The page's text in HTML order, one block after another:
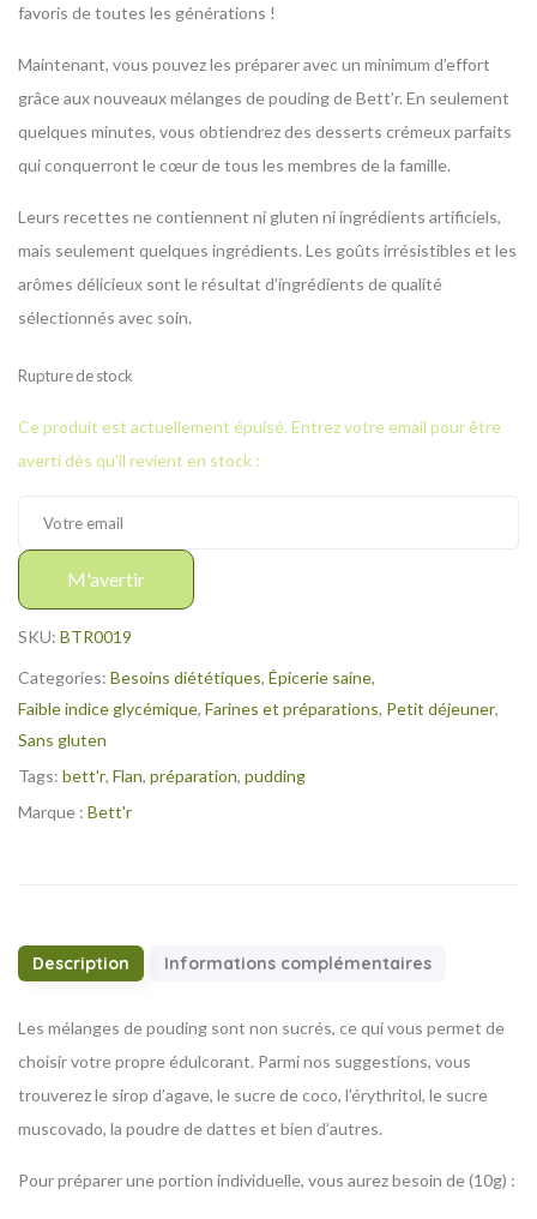
favoris de toutes les générations !
Maintenant, vous pouvez les préparer avec un minimum d’effort
grâce aux nouveaux mélanges de pouding de Bett’r. En seulement
quelques minutes, vous obtiendrez des desserts crémeux parfaits
qui conquerront le cœur de tous les membres de la famille.
Leurs recettes ne contiennent ni gluten ni ingrédients artificiels,
mais seulement quelques ingrédients. Les goûts irrésistibles et les
arômes délicieux sont le résultat d’ingrédients de qualité
sélectionnés avec soin.
Rupture de stock
Ce produit est actuellement épuisé. Entrez votre email pour être
averti dès qu'il revient en stock :
M'avertir
SKU: BTR0019
Categories: Besoins diététiques, Épicerie saine,
Faible indice glycémique, Farines et préparations, Petit déjeuner,
Sans gluten
Tags: bett'r, Flan, préparation, pudding
Marque : Bett'r
Description Informations complémentaires
Les mélanges de pouding sont non sucrés, ce qui vous permet de
choisir votre propre édulcorant. Parmi nos suggestions, vous
trouverez le sirop d’agave, le sucre de coco, l’érythritol, le sucre
muscovado, la poudre de dattes et bien d’autres.
Pour préparer une portion individuelle, vous aurez besoin de (10g) :